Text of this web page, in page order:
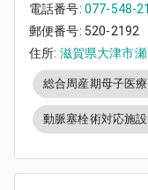
電話番号: 077-548-
郵便番号: 520-2192
住所: 滋賀県大津市
総合周産期母子医
動脈塞栓術対応施